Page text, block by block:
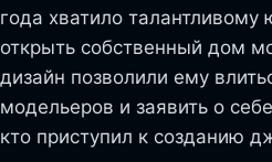
года хватило
открыть собственный дом
дизайн позволили ему
модельеров и заявить о
кто приступил к созданию